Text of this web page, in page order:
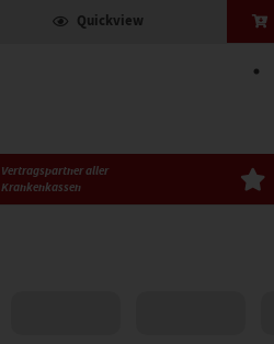
Quickview
Vertragspartner aller
Krankenkassen